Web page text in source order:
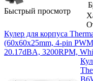
Быстрый просмотр
Кулер для корпуса
(60x60x25mm, 4-pin
20.17dBA, 3200RPM,